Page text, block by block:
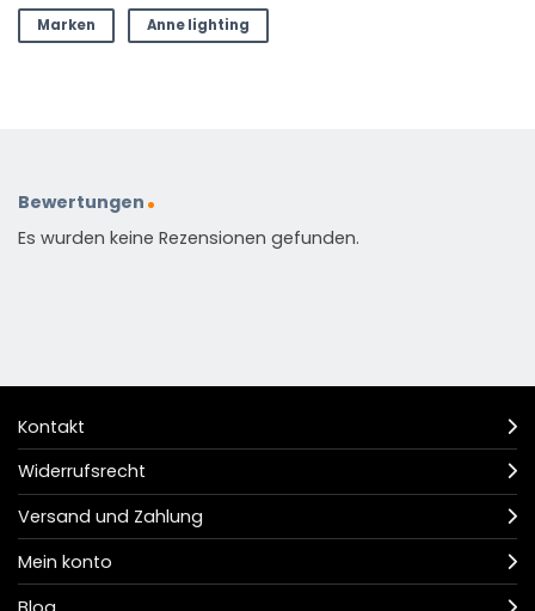
Marken Anne lighting
Bewertungen
Es wurden keine Rezensionen gefunden.
Kontakt
Widerrufsrecht
Versand und Zahlung
Mein konto